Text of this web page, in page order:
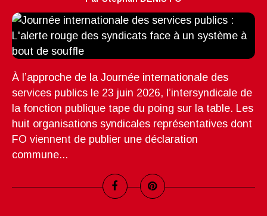
À l’approche de la Journée internationale des
services publics le 23 juin 2026, l’intersyndicale de
la fonction publique tape du poing sur la table. Les
huit organisations syndicales représentatives dont
FO viennent de publier une déclaration
commune...